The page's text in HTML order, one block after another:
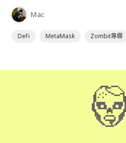
為插件使用，具備許多功能且使用
Mac
DeFi MetaMask Zombit專欄